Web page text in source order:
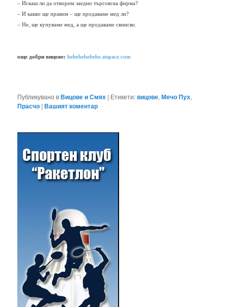
– Искаш ли да отворим заедно търговска фирма?
– И какво ще правим – ще продаваме мед ли?
– Не, ще купуваме мед, а ще продаваме свинско.
още добри вицове: hehehehehehe.atspace.com
Публикувано вВицове и Смях | Етикети:вицове,Мечо Пух,
Прасчо |Вашият коментар